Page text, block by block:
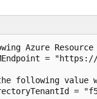
Azure
=
following value
=